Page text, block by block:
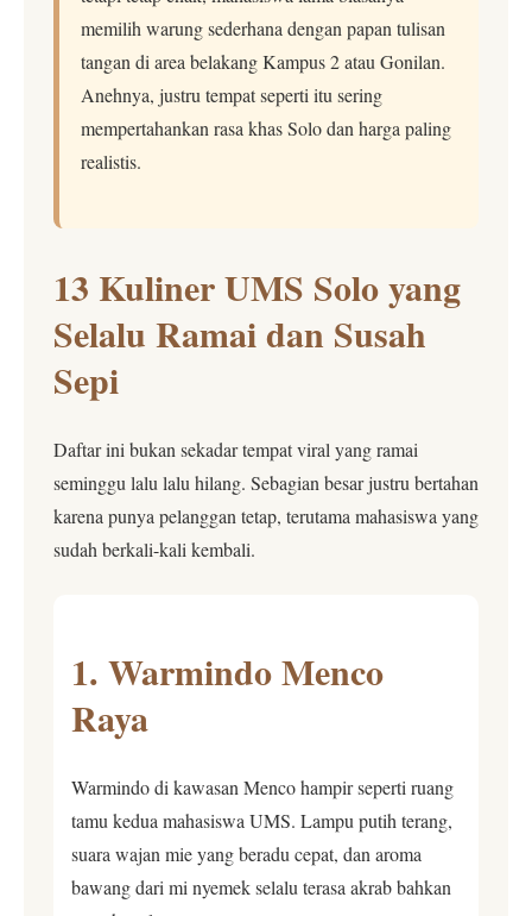
memilih warung sederhana dengan papan tulisan
tangan di area belakang Kampus 2 atau Gonilan.
Anehnya, justru tempat seperti itu sering
mempertahankan rasa khas Solo dan harga paling
realistis.
13 Kuliner UMS Solo yang
Selalu Ramai dan Susah
Sepi
Daftar ini bukan sekadar tempat viral yang ramai
seminggu lalu lalu hilang. Sebagian besar justru bertahan
karena punya pelanggan tetap, terutama mahasiswa yang
sudah berkali-kali kembali.
1. Warmindo Menco
Raya
Warmindo di kawasan Menco hampir seperti ruang
tamu kedua mahasiswa UMS. Lampu putih terang,
suara wajan mie yang beradu cepat, dan aroma
bawang dari mi nyemek selalu terasa akrab bahkan